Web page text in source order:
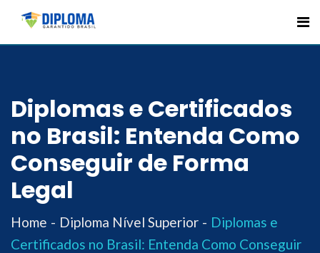
Skip
Diplomas e Certificados
no Brasil: Entenda Como
Conseguir de Forma
Legal
Home Diploma Nível Superior
Diplomas e
Certificados no Brasil: Entenda Como Conseguir